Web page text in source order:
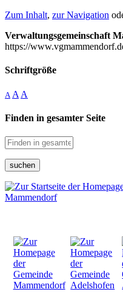
Zum Inhalt, zur Navigation
Verwaltungsgemeinschaft
https://
Schriftgröße
A A A
Finden in gesamter Seite
suchen